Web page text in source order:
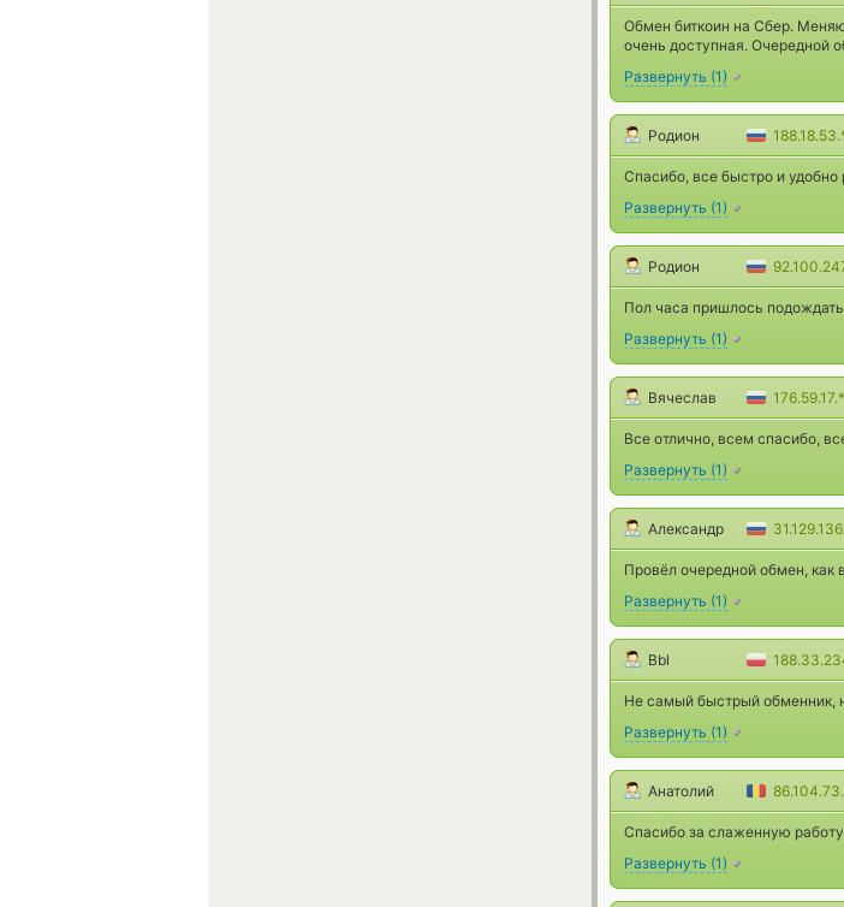
Обмен биткоин на Сбер.
очень доступная. Очередной
Развернуть (1)
Родион
Спасибо, все быстро и
Развернуть (1)
Родион
Пол часа пришлось
Развернуть (1)
Вячеслав 176.59.17.*
Все отлично, всем спасибо,
Развернуть (1)
Александр
Провёл очередной обмен, как
Развернуть (1)
Bbl
Не самый быстрый обменник,
Развернуть (1)
Анатолий
Спасибо за слаженную
Развернуть (1)